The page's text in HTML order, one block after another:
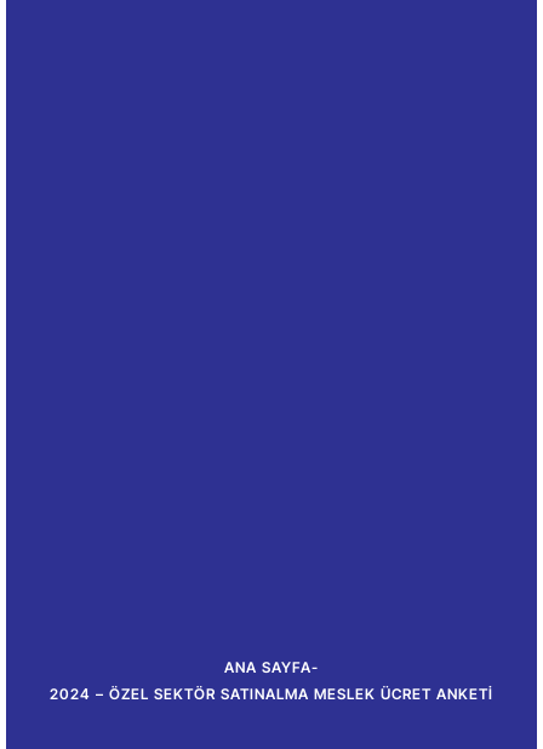
ANA SAYFA-
2024 – ÖZEL SEKTÖR SATINALMA MESLEK ÜCRET ANKETI